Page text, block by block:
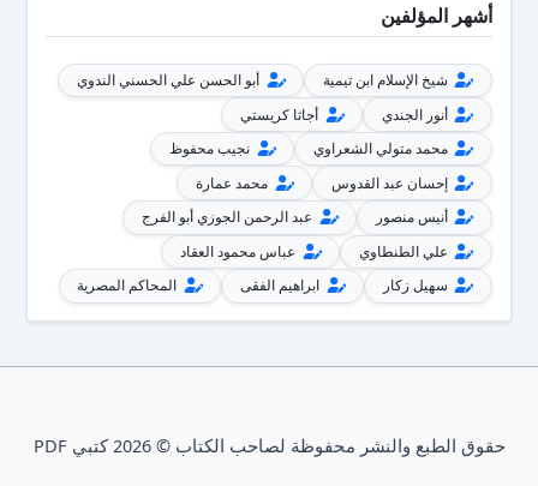
أشهر المؤلفين
شيخ الإسلام ابن تيمية
أبو الحسن علي الحسني الندوي
أنور الجندي
أجاثا كريستي
محمد متولي الشعراوي
نجيب محفوظ
إحسان عبد القدوس
محمد عمارة
أنيس منصور
عبد الرحمن الجوزي أبو الفرج
علي الطنطاوي
عباس محمود العقاد
سهيل زكار
ابراهيم الفقى المحاكم المصرية
حقوق الطبع والنشر محفوظة لصاحب الكتاب © 2026 كتبي PDF